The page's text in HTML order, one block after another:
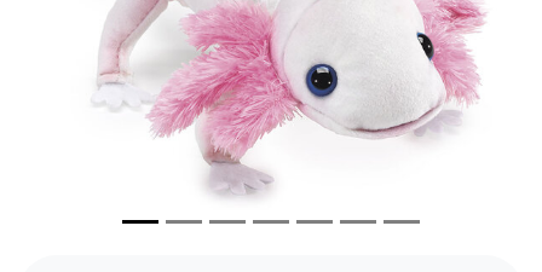
Vorige